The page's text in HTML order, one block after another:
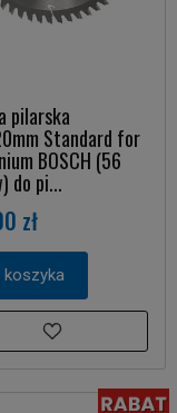
pilarska
Standard for
BOSCH (56
do pi...
zł
koszyka